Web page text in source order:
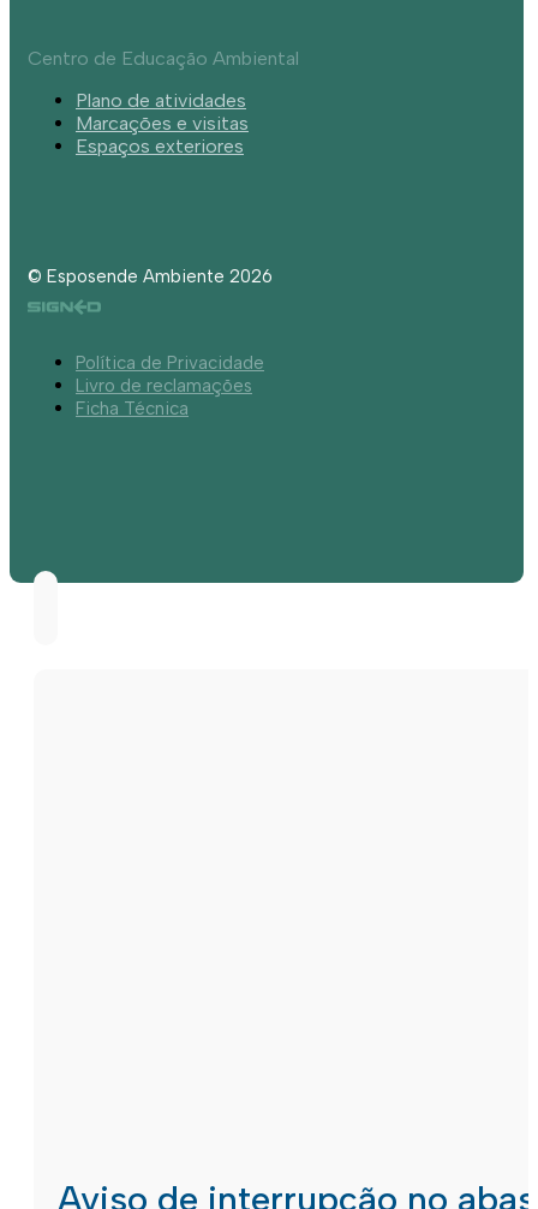
Centro de Educação Ambiental
Plano de atividades
Marcações e visitas
Espaços exteriores
© Esposende Ambiente 2026
Política de Privacidade
Livro de reclamações
Ficha Técnica
Aviso de interrupção no